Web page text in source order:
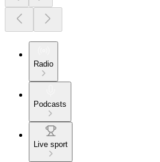
Radio
Podcasts
Live sport